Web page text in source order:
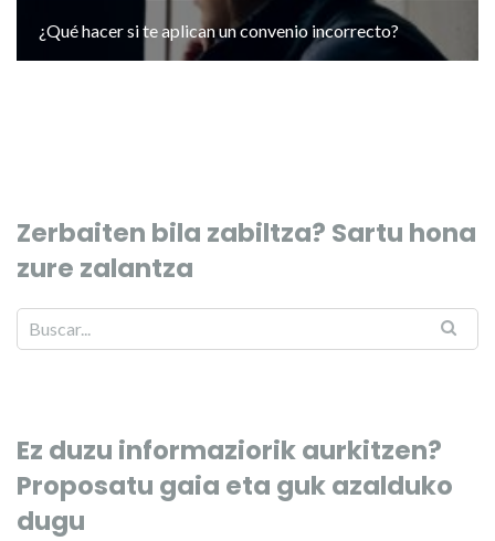
¿Qué hacer si te aplican un convenio incorrecto?
Zerbaiten bila zabiltza? Sartu hona
zure zalantza
Ez duzu informaziorik aurkitzen?
Proposatu gaia eta guk azalduko
dugu